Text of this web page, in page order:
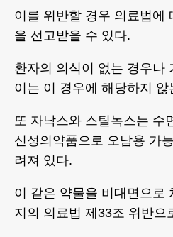
이를 위반할 경우 의료법에
을 선고받을 수 있다.
환자의 의식이 없는 경우나
이는 이 경우에 해당하지 않
또 자낙스와 스틸녹스는 수
신성의약품으로 오남용 가
려져 있다.
이 같은 약물을 비대면으로
지의 의료법 제33조 위반으